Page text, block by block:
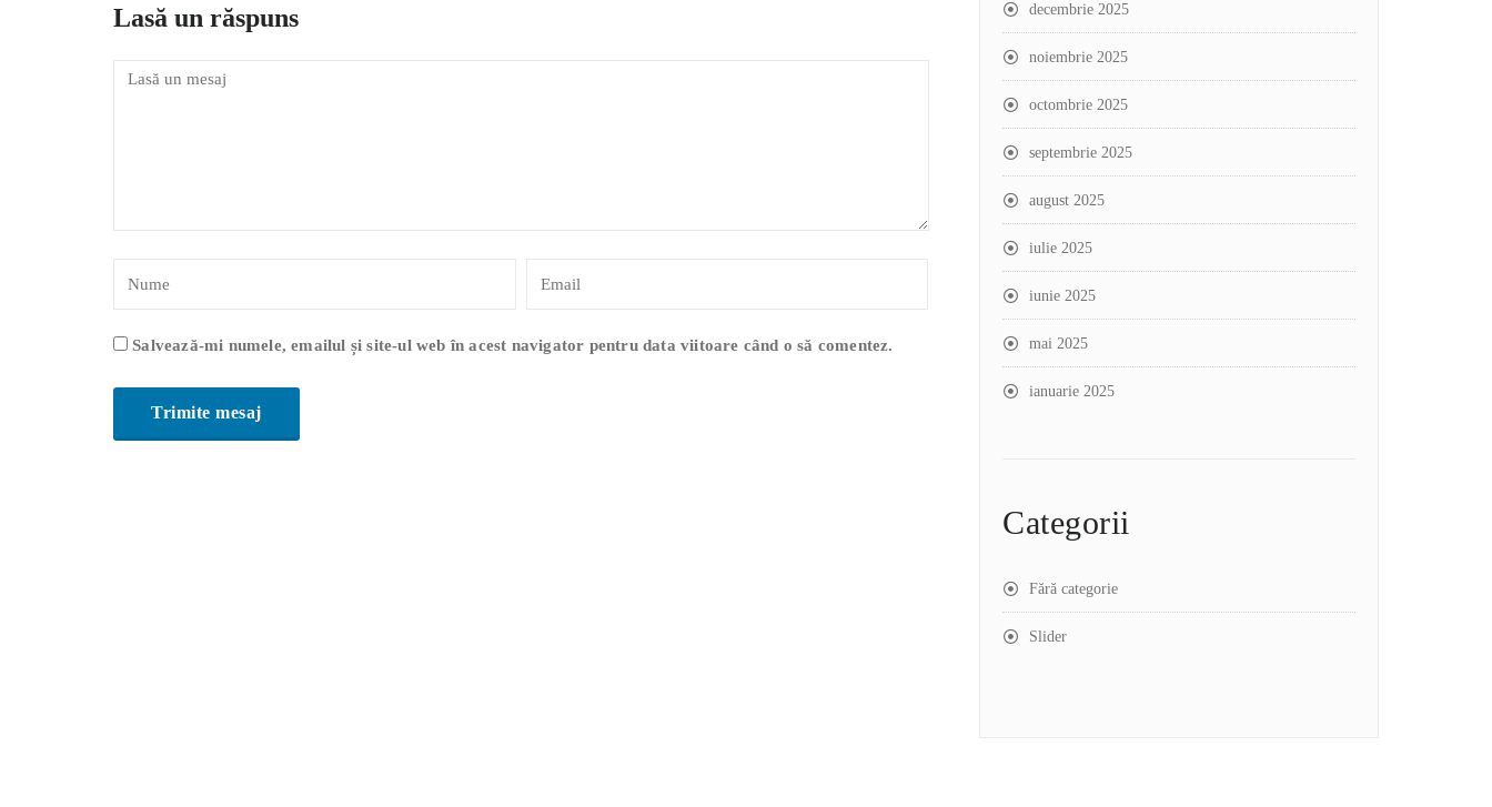
Lasă un răspuns
Salvează-mi numele, emailul și site-ul web în acest navigator pentru data viitoare când o să comentez.
decembrie 2025
noiembrie 2025
octombrie 2025
septembrie 2025
august 2025
iulie 2025
iunie 2025
mai 2025
ianuarie 2025
Categorii
Fără categorie
Slider